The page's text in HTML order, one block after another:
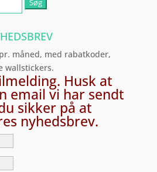
måned, med rabatkoder,
wallstickers.
Husk at
email vi har sendt
sikker på at
nyhedsbrev.